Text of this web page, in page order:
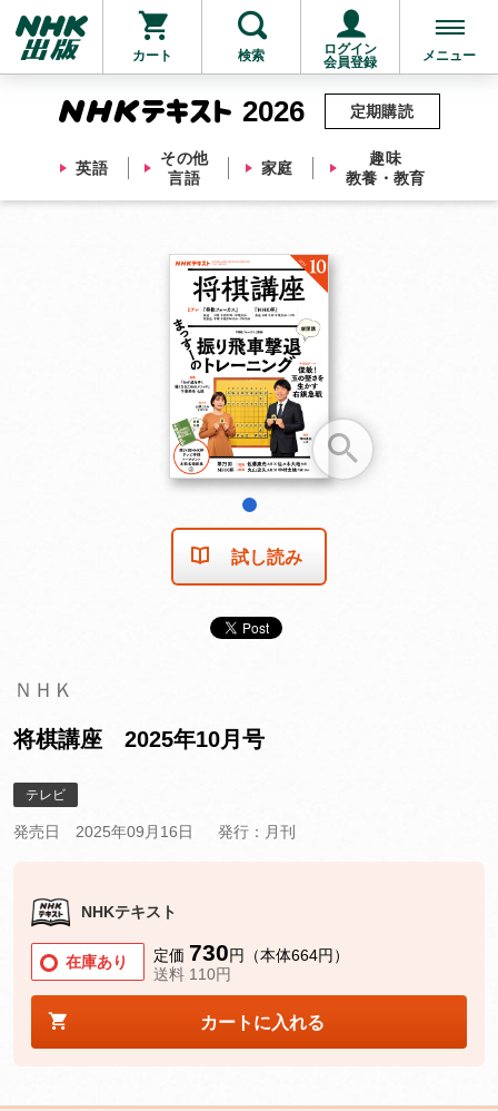
カート 検索
ログイン
会員登録
メニュー
2026
英語
その他
言語
家庭
趣味
教養・教育
定期購読
他にも商品を買う
試し読み
ＮＨＫ
将棋講座 2025年10月号
テレビ
発売日 2025年09月16日 発行：月刊
NHKテキスト
在庫あり 定価 730円（本体664円）
送料 110円
カートに入れる